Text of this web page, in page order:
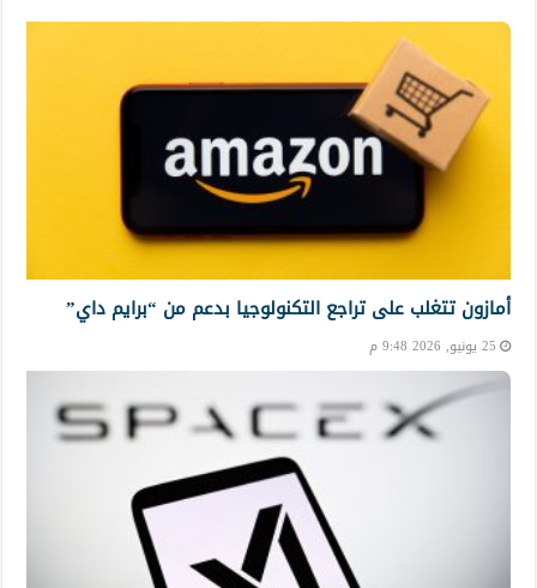
أمازون تتغلب على تراجع التكنولوجيا بدعم من “برايم داي”
25 يونيو, 2026 9:48 م